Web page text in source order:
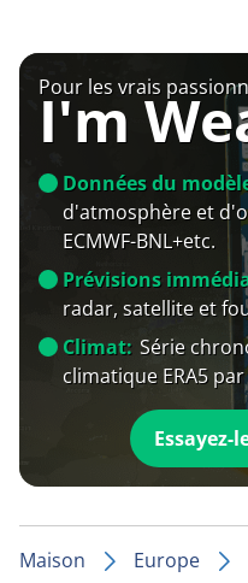
Pour les vrais
I'm
Données du
d'atmosphère et
ECMWF-BNL+etc.
Prévisions
radar, satellite et
Climat: Série
climatique ERA5
Maison Europe